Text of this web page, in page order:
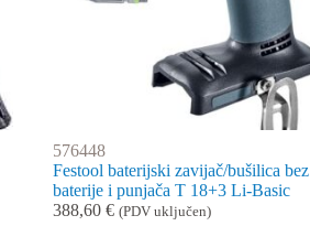
576448
Festool baterijski zavijač/bušilica bez
baterije i punjača T 18+3 Li-Basic
388,60€ (PDV uključen)